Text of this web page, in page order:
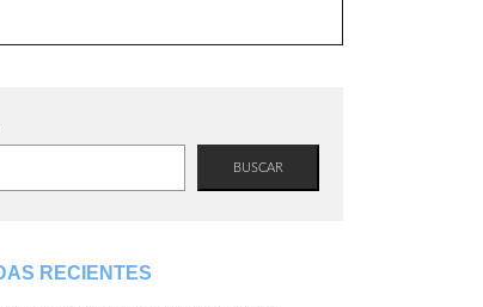
BUSCAR
RECIENTES